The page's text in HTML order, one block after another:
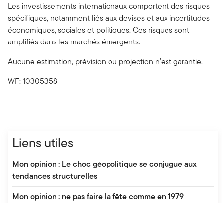
Les investissements internationaux comportent des risques
spécifiques, notamment liés aux devises et aux incertitudes
économiques, sociales et politiques. Ces risques sont
amplifiés dans les marchés émergents.
Aucune estimation, prévision ou projection n’est garantie.
WF: 10305358
Liens utiles
Mon opinion : Le choc géopolitique se conjugue aux
tendances structurelles
Mon opinion : ne pas faire la fête comme en 1979